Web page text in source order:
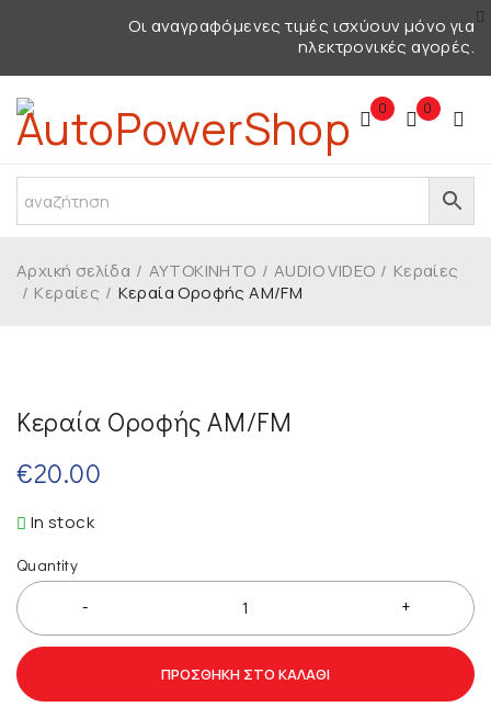
Οι αναγραφόμενες τιμές ισχύουν μόνο για
ηλεκτρονικές αγορές.
0 0
Αρχική σελίδα / ΑΥΤΟΚΙΝΗΤΟ / AUDIO VIDEO / Κεραίες
/ Κεραίες / Κεραία Οροφής AM/FM
Κεραία Οροφής AM/FM
€20.00
In stock
Quantity
ΠΡΟΣΘΉΚΗ ΣΤΟ ΚΑΛΆΘΙ